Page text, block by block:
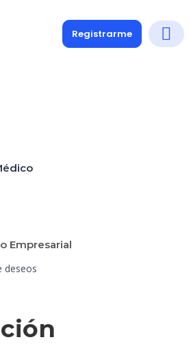
Registrarme
Empresarial
deseos